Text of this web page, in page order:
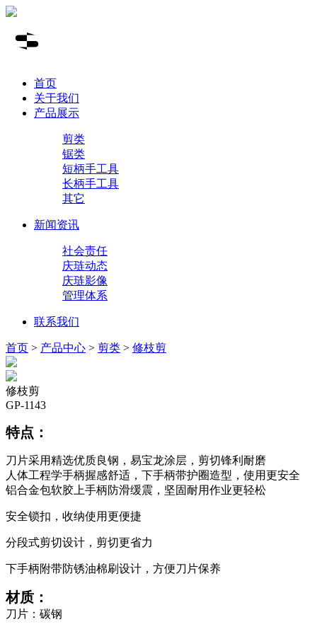
首页
关于我们
产品展示
剪类
锯类
短柄手工具
长柄手工具
其它
新闻资讯
社会责任
庆琏动态
庆琏影像
管理体系
联系我们
首页 > 产品中心 > 剪类 > 修枝剪
修枝剪
GP-1143
特点：
刀片采用精选优质良钢，易宝龙涂层，剪切锋利耐磨
人体工程学手柄握感舒适，下手柄带护圈造型，使用更安全
铝合金包软胶上手柄防滑缓震，坚固耐用作业更轻松
安全锁扣，收纳使用更便捷
分段式剪切设计，剪切更省力
下手柄附带防锈油棉刷设计，方便刀片保养
材质：
刀片：碳钢